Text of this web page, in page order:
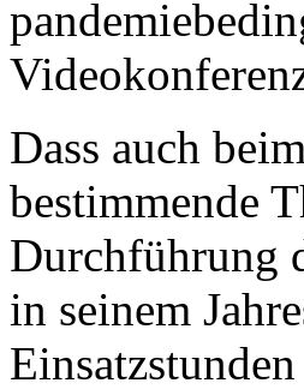
Dass auch
bestimmende
Durchführung
in seinem